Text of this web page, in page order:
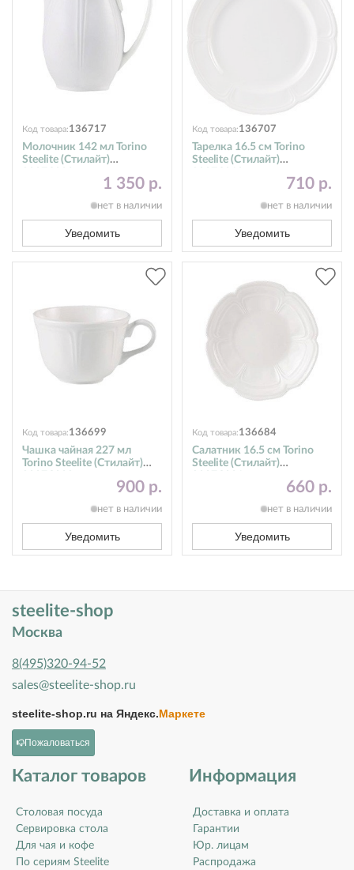
Код товара:136717
Молочник 142 мл Torino
Steelite (Стилайт)
1 350 р.
нет в наличии
Уведомить
Код товара:136707
Тарелка 16.5 см Torino
Steelite (Стилайт)
710 р.
нет в наличии
Уведомить
Код товара:136699
Чашка чайная 227 мл
Torino Steelite (Стилайт)
900 р.
нет в наличии
Уведомить
Код товара:136684
Салатник 16.5 см Torino
Steelite (Стилайт)
660 р.
нет в наличии
Уведомить
steelite-shop
Москва
8(495)320-94-52
sales@steelite-shop.ru
steelite-shop.ru на Яндекс.Маркете
Пожаловаться
Каталог товаров
Столовая посуда
Сервировка стола
Для чая и кофе
По сериям Steelite
Информация
Доставка и оплата
Гарантии
Юр. лицам
Распродажа